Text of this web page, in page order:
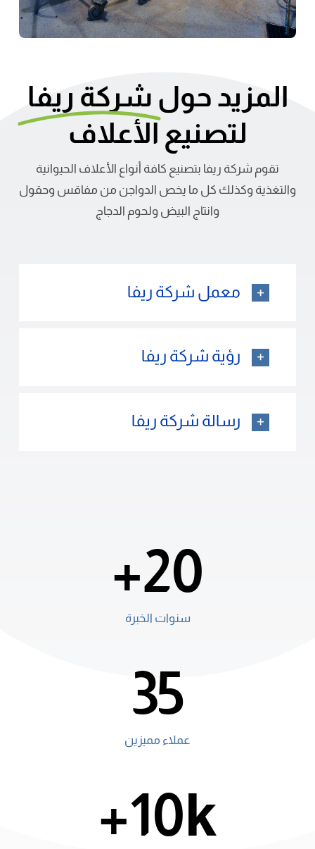
المزيد حول شركة ريفا
لتصنيع الأعلاف
تقوم شركة ريفا بتصنيع كافة أنواع الأعلاف الحيوانية
والتغذية وكذلك كل ما يخص الدواجن من مفاقس وحقول
وانتاج البيض ولحوم الدجاج
معمل شركة ريفا
رؤية شركة ريفا
رسالة شركة ريفا
20+
سنوات الخبرة
35
عملاء مميزين
10k+